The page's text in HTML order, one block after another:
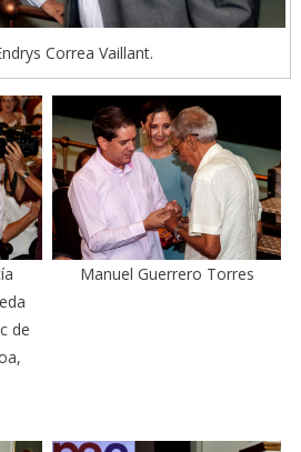
Correa Vaillant.
de
Manuel Guerrero Torres